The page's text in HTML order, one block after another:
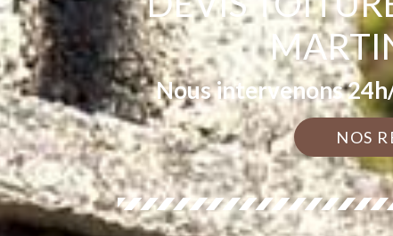
Nous intervenons
NOS